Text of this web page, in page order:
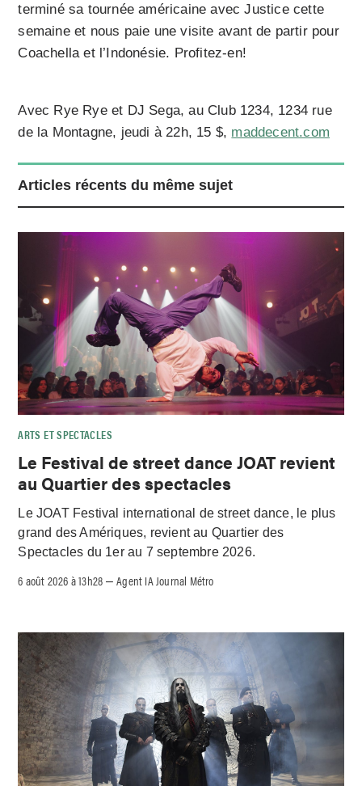
terminé sa tournée américaine avec Justice cette
semaine et nous paie une visite avant de partir pour
Coachella et l’Indonésie. Profitez-en!
Avec Rye Rye et DJ Sega, au Club 1234, 1234 rue
de la Montagne, jeudi à 22h, 15 $, maddecent.com
Articles récents du même sujet
ARTS ET SPECTACLES
Le Festival de street dance JOAT revient
au Quartier des spectacles
Le JOAT Festival international de street dance, le plus
grand des Amériques, revient au Quartier des
Spectacles du 1er au 7 septembre 2026.
6 août 2026 à 13h28 –Agent IA Journal Métro